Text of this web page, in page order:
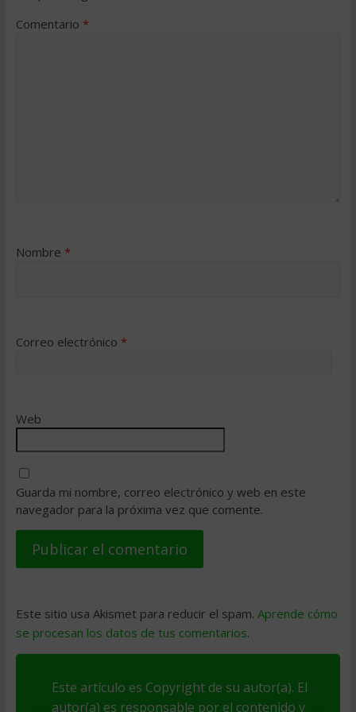
Comentario *
Nombre *
Correo electrónico *
Web
Guarda mi nombre, correo electrónico y web en este
navegador para la próxima vez que comente.
Este sitio usa Akismet para reducir el spam. Aprende cómo
se procesan los datos de tus comentarios.
Este artículo es Copyright de su autor(a). El
autor(a) es responsable por el contenido y